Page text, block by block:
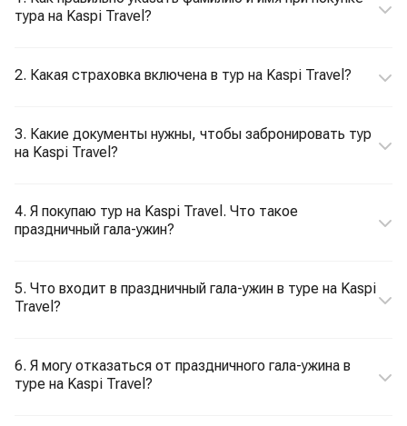
тура на Kaspi Travel?
2. Какая страховка включена в тур на Kaspi Travel?
3. Какие документы нужны, чтобы забронировать тур
на Kaspi Travel?
4. Я покупаю тур на Kaspi Travel. Что такое
праздничный гала-ужин?
5. Что входит в праздничный гала-ужин в туре на Kaspi
Travel?
6. Я могу отказаться от праздничного гала-ужина в
туре на Kaspi Travel?